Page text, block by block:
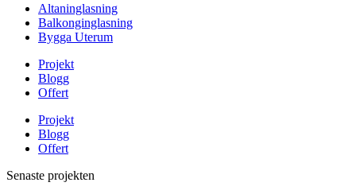
Altaninglasning
Balkonginglasning
Bygga Uterum
Projekt
Blogg
Offert
Projekt
Blogg
Offert
Senaste projekten